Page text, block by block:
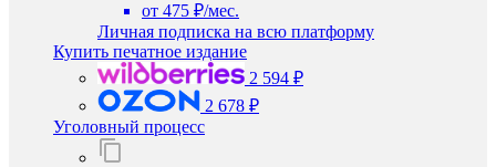
от 475 ₽/мес.
Личная подписка на всю платформу
Купить печатное издание
2 594 ₽
2 678 ₽
Уголовный процесс